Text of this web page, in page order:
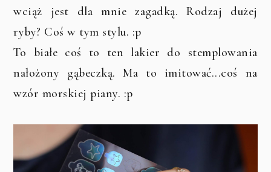
wciąż jest dla mnie zagadką. Rodzaj dużej
ryby? Coś w tym stylu. :p
To białe coś to ten lakier do stemplowania
nałożony gąbeczką. Ma to imitować...coś na
wzór morskiej piany. :p